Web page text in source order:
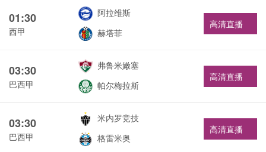
01:30
西甲
阿拉维斯
赫塔菲
高清直播
03:30
巴西甲
弗鲁米嫩塞
帕尔梅拉斯
高清直播
03:30
巴西甲
米内罗竞技
格雷米奥
高清直播